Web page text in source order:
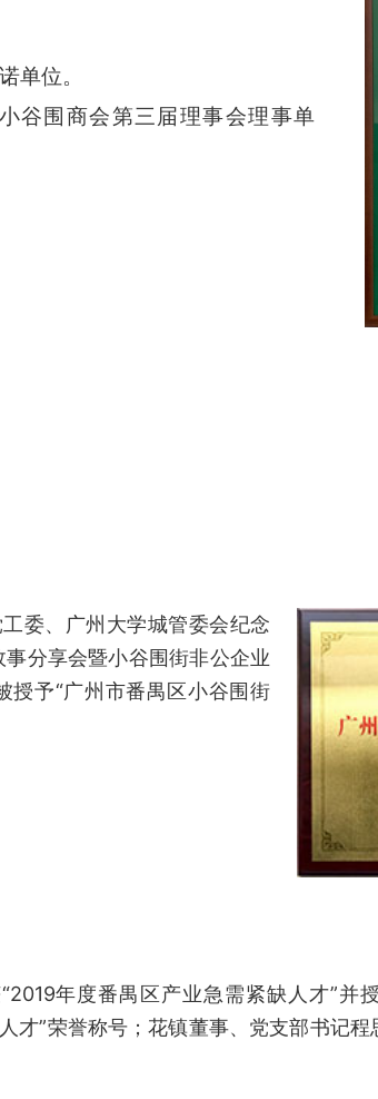
单位。
谷围商会第三届理事会理事单
委、广州大学城管委会纪念
分享会暨小谷围街非公企业
授予“广州市番禺区小谷围街
年度番禺区产业急需紧缺人才”
才”荣誉称号；花镇董事、党支部书记